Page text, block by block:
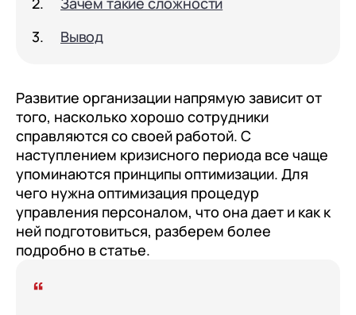
Вывод
Развитие организации напрямую зависит от
того, насколько хорошо сотрудники
справляются со своей работой. С
наступлением кризисного периода все чаще
упоминаются принципы оптимизации. Для
чего нужна оптимизация процедур
управления персоналом, что она дает и как к
ней подготовиться, разберем более
подробно в статье.
1С-Битрикс 24
документооборот (КЭДО)
1С:Кабинет сотрудника
1С:Документооборот 8
Управление финансами (FRP)
1С:Управление холдингом
WA:Финансист
Отраслевые решения
Легкая логистика
Контакты
Отзывы сотрудников